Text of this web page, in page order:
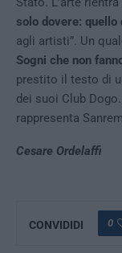
solo dovere: quello
agli artisti”. Un
Sogni che non
prestito il testo di
dei suoi Club
rappresenta
Cesare Ordelaffi
CONVIDIDI 0